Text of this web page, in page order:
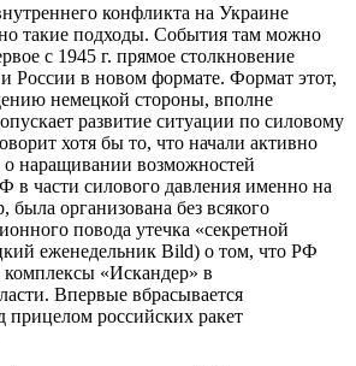
конфликта на Украине
такие подходы. События там можно
с 1945 г. прямое столкновение
России в новом формате. Формат этот,
немецкой стороны, вполне
развитие ситуации по силовому
хотя бы то, что начали активно
о наращивании возможностей
части силового давления именно на
организована без всякого
повода утечка «секретной
еженедельник Bild) о том, что РФ
комплексы «Искандер» в
Впервые вбрасывается
прицелом российских ракет